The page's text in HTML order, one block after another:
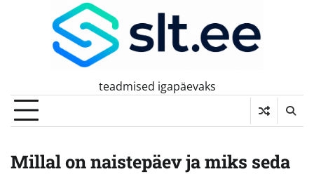
teadmised igapäevaks
Millal on naistepäev ja miks seda